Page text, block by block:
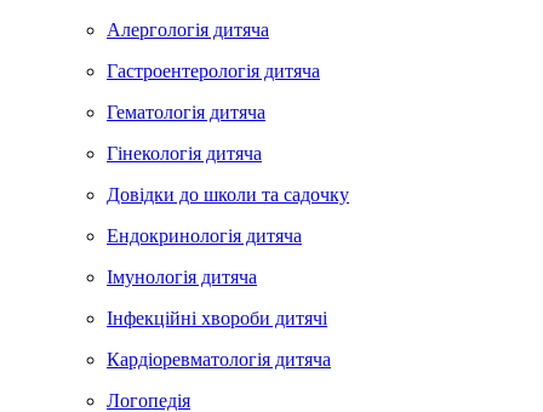
Алергологія дитяча
Гастроентерологія дитяча
Гематологія дитяча
Гінекологія дитяча
Довідки до школи та садочку
Ендокринологія дитяча
Імунологія дитяча
Інфекційні хвороби дитячі
Кардіоревматологія дитяча
Логопедія